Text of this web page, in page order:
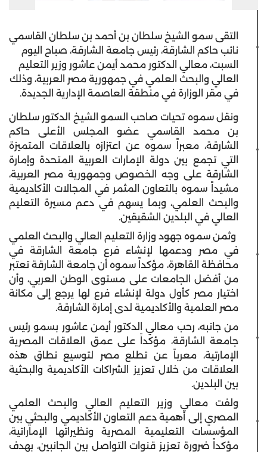
التقى سمو الشيخ سلطان بن أحمد بن سلطان القاسمي
نائب حاكم الشارقة، رئيس جامعة الشارقة، صباح اليوم
السبت، معالي الدكتور محمد أيمن عاشور وزير التعليم
العالي والبحث العلمي في جمهورية مصر العربية، وذلك
في مقر الوزارة في منطقة العاصمة الإدارية الجديدة.
ونقل سموه تحيات صاحب السمو الشيخ الدكتور سلطان
بن محمد القاسمي عضو المجلس الأعلى حاكم
الشارقة، معبراً سموه عن اعتزازه بالعلاقات المتميزة
التي تجمع بين دولة الإمارات العربية المتحدة وإمارة
الشارقة على وجه الخصوص وجمهورية مصر العربية،
مشيداً سموه بالتعاون المثمر في المجالات الأكاديمية
والبحث العلمي، وبما يسهم في دعم مسيرة التعليم
العالي في البلدين الشقيقين.
وثمن سموه جهود وزارة التعليم العالي والبحث العلمي
في مصر ودعمها لإنشاء فرع جامعة الشارقة في
محافظة القاهرة، مؤكداً سموه أن جامعة الشارقة تعتبر
من أفضل الجامعات على مستوى الوطن العربي، وأن
اختيار مصر كأول دولة لإنشاء فرع لها يرجع إلى مكانة
مصر العلمية والأكاديمية لدى إمارة الشارقة.
من جانبه، رحب معالي الدكتور أيمن عاشور بسمو رئيس
جامعة الشارقة، مؤكداً على عمق العلاقات المصرية
الإمارتية، معرباً عن تطلع مصر لتوسيع نطاق هذه
العلاقات من خلال تعزيز الشراكات الأكاديمية والبحثية
بين البلدين.
ولفت معالي وزير التعليم العالي والبحث العلمي
المصري إلى أهمية دعم التعاون الأكاديمي والبحثي بين
المؤسسات التعليمية المصرية ونظيراتها الإماراتية،
مؤكداً ضرورة تعزيز قنوات التواصل بين الجانبين، بهدف